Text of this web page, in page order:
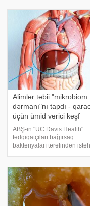
problemin bir çox hallarda
diabet və ürək-damar
Alimlər təbii "mikrobiom
dərmanı"nı tapdı -
üçün ümid verici kəşf
ABŞ-ın "UC Davis Health"
tədqiqatçıları bağırsaq
bakteriyaları tərəfindən
(10-HSA) qaraciyər və
toxumalarını bərpa etmək
qabiliyyətin